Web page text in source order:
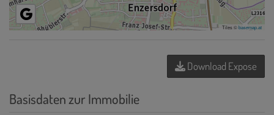
Tiles ©basemap.at
Download Expose
Basisdaten zur Immobilie